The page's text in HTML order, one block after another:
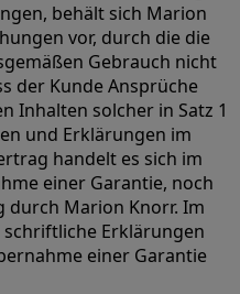
behält sich Marion
vor, durch die die
Gebrauch nicht
der Kunde Ansprüche
Inhalten solcher in Satz 1
und Erklärungen im
handelt es sich im
einer Garantie, noch
durch Marion Knorr. Im
Erklärungen
einer Garantie